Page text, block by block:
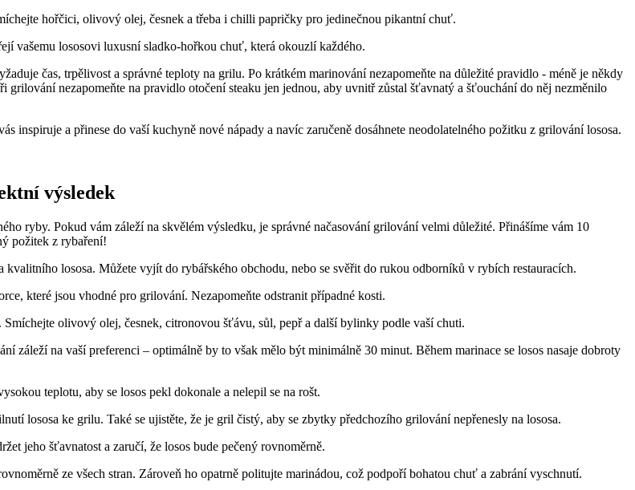
hořčici, olivový olej, česnek a​ třeba i chilli papričky‌ pro jedinečnou pikantní chuť.
vašemu lososovi luxusní sladko-hořkou chuť, která okouzlí ⁢každého.
čas, trpělivost a správné teploty na grilu. Po krátkém marinování nezapomeňte na důležité​ pravidlo ‌- méně je někdy
nezapomeňte ​na pravidlo otočení steaku jen jednou, aby uvnitř zůstal šťavnatý a šťouchání do něj nezměnilo
inspiruje a přinese do vaší kuchyně nové nápady a navíc⁤ zaručeně dosáhnete neodolatelného požitku z grilování lososa.
výsledek
ryby. Pokud vám záleží na skvělém výsledku, je správné načasování grilování velmi důležité. Přinášíme vám 10
požitek z rybaření!
lososa. Můžete vyjít do rybářského obchodu, nebo se svěřit‍ do​ rukou odborníků v rybích restauracích.
které jsou vhodné pro grilování. Nezapomeňte odstranit případné kosti.
olivový olej, česnek, citronovou šťávu, sůl, ‌pepř a⁢ další ⁣bylinky podle vaší chuti.
záleží na vaší preferenci – optimálně by to však mělo být minimálně 30 ⁣minut. Během marinace se losos​ nasaje dobroty
teplotu,⁢ aby se losos pekl dokonale a nelepil se na rošt.
lososa ke grilu. Také se ​ujistěte, že je gril čistý, aby se zbytky předchozího grilování nepřenesly na lososa.
jeho šťavnatost a zaručí, že losos bude pečený rovnoměrně.
ze všech stran. Zároveň ho opatrně politujte marinádou, což podpoří bohatou chuť a zabrání vyschnutí.